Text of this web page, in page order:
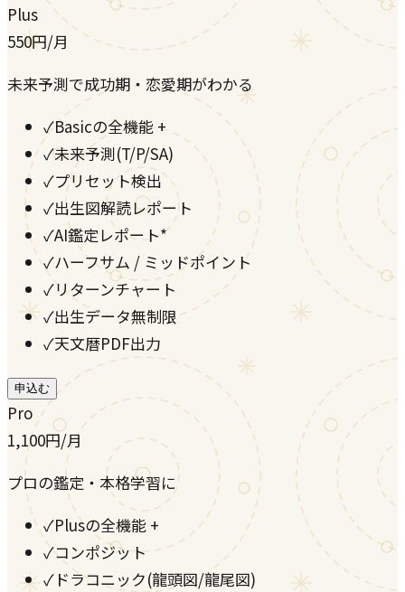
Plus
550円/月
未来予測で成功期・恋愛期がわかる
✓Basicの全機能 +
✓未来予測(T/P/SA)
✓プリセット検出
✓出生図解読レポート
✓AI鑑定レポート*
✓ハーフサム / ミッドポイント
✓リターンチャート
✓出生データ無制限
✓天文暦PDF出力
申込む
Pro
1,100円/月
プロの鑑定・本格学習に
✓Plusの全機能 +
✓コンポジット
✓ ドラコニック(龍頭図/龍尾図)